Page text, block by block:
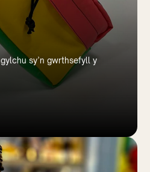
sy’n gwrthsefyll y